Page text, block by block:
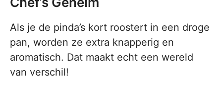
Als je de pinda’s kort roostert in een droge
pan, worden ze extra knapperig en
aromatisch. Dat maakt echt een wereld
van verschil!